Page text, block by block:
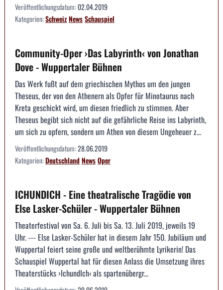
Veröffentlichungsdatum:02.04.2019
Kategorien:SchweizNewsSchauspiel
Community-Oper ›Das Labyrinth‹ von Jonathan
Dove - Wuppertaler Bühnen
Das Werk fußt auf dem griechischen Mythos um den jungen
Theseus, der von den Athenern als Opfer für Minotaurus nach
Kreta geschickt wird, um diesen friedlich zu stimmen. Aber
Theseus begibt sich nicht auf die gefährliche Reise ins Labyrinth,
um sich zu opfern, sondern um Athen von diesem Ungeheuer z...
Veröffentlichungsdatum:28.06.2019
Kategorien:DeutschlandNewsOper
ICHUNDICH - Eine theatralische Tragödie von
Else Lasker-Schüler - Wuppertaler Bühnen
Theaterfestival von Sa. 6. Juli bis Sa. 13. Juli 2019, jeweils 19
Uhr. --- Else Lasker-Schüler hat in diesem Jahr 150. Jubiläum und
Wuppertal feiert seine große und weltberühmte Lyrikerin! Das
Schauspiel Wuppertal hat für diesen Anlass die Umsetzung ihres
Theaterstücks ›IchundIch‹ als spartenübergr...